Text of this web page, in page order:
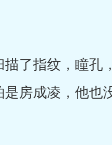
了指纹，瞳孔
房成凌，他也